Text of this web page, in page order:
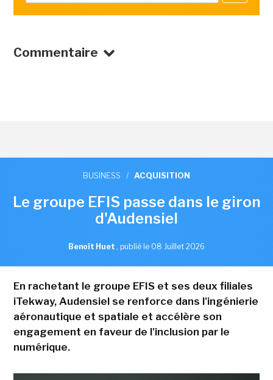
Commentaire
BUSINESS / ACQUISITION
Le groupe EFIS passe dans le giron
d'Audensiel
Benoît Huet , publié le 08 Juillet 2026
En rachetant le groupe EFIS et ses deux filiales
iTekway, Audensiel se renforce dans l'ingénierie
aéronautique et spatiale et accélère son
engagement en faveur de l'inclusion par le
numérique.